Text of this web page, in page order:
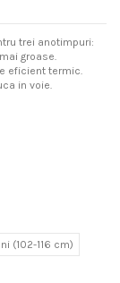
trei anotimpuri:
groase.
eficient termic.
in voie.
(102-116 cm)